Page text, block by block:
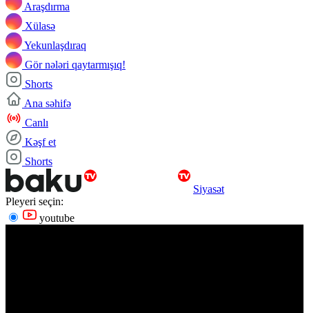
Araşdırma
Xülasə
Yekunlaşdıraq
Gör nələri qaytarmışıq!
Shorts
Ana səhifə
Canlı
Kəşf et
Shorts
Siyasət
Pleyeri seçin:
youtube